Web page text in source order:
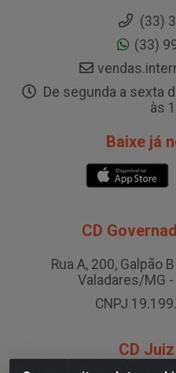
(33)
(33)
De segunda a sexta
às
Baixe já
CD
Rua A, 200, Galpão
Valadares/MG
CNPJ
CD